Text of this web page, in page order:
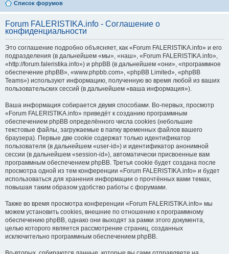
Список форумов
Forum FALERISTIKA.info - Соглашение о
конфиденциальности
Это соглашение подробно объясняет, как «Forum FALERISTIKA.info» и его
подразделения (в дальнейшем «мы», «наш», «Forum FALERISTIKA.info»,
«http://forum.faleristika.info») и phpBB (в дальнейшем «они», «программное
обеспечение phpBB», «www.phpbb.com», «phpBB Limited», «phpBB
Teams») используют информацию, полученную во время любой из ваших
пользовательских сессий (в дальнейшем «ваша информация»).
Ваша информация собирается двумя способами. Во-первых, просмотр
«Forum FALERISTIKA.info» приведёт к созданию программным
обеспечением phpBB определённого числа cookies (небольшие
текстовые файлы, загружаемые в папку временных файлов вашего
браузера). Первые две cookie содержат только идентификатор
пользователя (в дальнейшем «user-id») и идентификатор анонимной
сессии (в дальнейшем «session-id»), автоматически присвоенные вам
программным обеспечением phpBB. Третья cookie будет создана после
просмотра одной из тем конференции «Forum FALERISTIKA.info» и будет
использоваться для хранения информации о прочтённых вами темах,
повышая таким образом удобство работы с форумами.
Также во время просмотра конференции «Forum FALERISTIKA.info» мы
можем установить cookies, внешние по отношению к программному
обеспечению phpBB, однако они выходят за рамки этого документа,
целью которого является рассмотрение страниц, созданных
исключительно программным обеспечением phpBB.